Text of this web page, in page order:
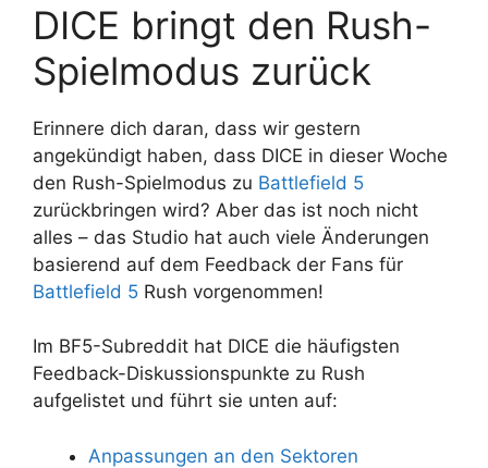
DICE bringt den Rush-
Spielmodus zurück
Erinnere dich daran, dass wir gestern
angekündigt haben, dass DICE in dieser Woche
den Rush-Spielmodus zu Battlefield 5
zurückbringen wird? Aber das ist noch nicht
alles – das Studio hat auch viele Änderungen
basierend auf dem Feedback der Fans für
Battlefield 5 Rush vorgenommen!
Im BF5-Subreddit hat DICE die häufigsten
Feedback-Diskussionspunkte zu Rush
aufgelistet und führt sie unten auf:
Anpassungen an den Sektoren